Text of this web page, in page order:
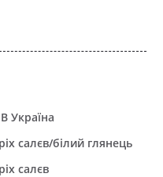
Україна
салєв/білий глянець
салєв